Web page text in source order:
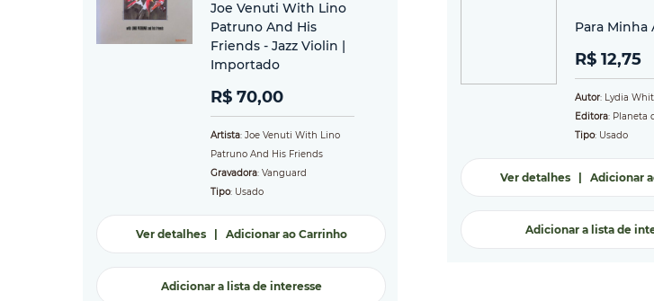
Joe Venuti With Lino
Patruno And His
Friends - Jazz Violin |
Importado
R$ 70,00
Artista: Joe Venuti With Lino
Patruno And His Friends
Gravadora: Vanguard
Tipo: Usado
Ver detalhes| Adicionar ao Carrinho
Adicionar a lista de interesse
Para Minha
R$ 12,75
Autor: Lydia
Editora: Planeta
Tipo: Usado
Ver detalhes| Adicionar
Adicionar a lista de